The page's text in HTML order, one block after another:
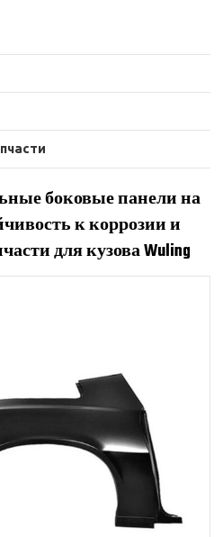
боковые панели на
к коррозии и
для кузова Wuling